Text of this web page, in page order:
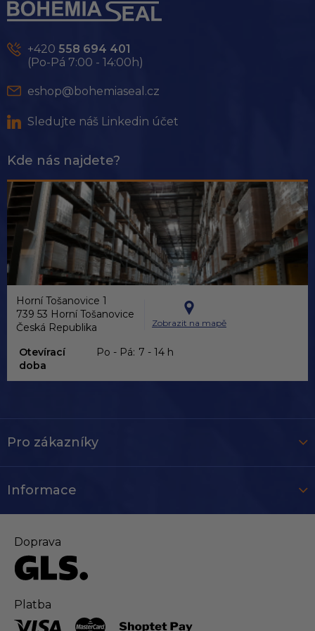
p
+420 558 694 401
(Po-Pá 7:00 - 14:00h)
eshop@bohemiaseal.cz
Sledujte náš Linkedin účet
Pro zákazníky
Informace
Kde nás najdete?
Horní Tošanovice 1
739 53 Horní Tošanovice
Česká Republika
Zobrazit na mapě
Otevírací
doba
Po - Pá: 7 - 14 h
Doprava
Platba